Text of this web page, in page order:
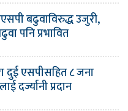
बढुवाविरुद्ध उजुरी,
पनि प्रभावित
दुई एसपीसहित ८ जना
दर्ज्यानी प्रदान